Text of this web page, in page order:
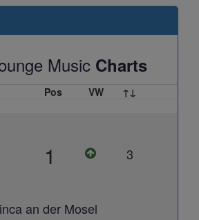
Music Charts
Pos VW ↑↓
1 3
an der Mosel